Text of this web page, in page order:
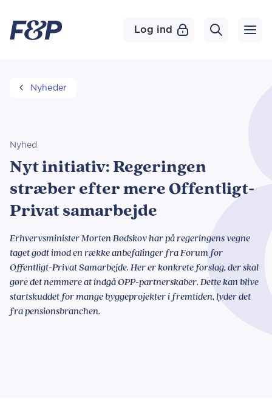
Log ind
Nyheder
Nyhed
Nyt initiativ: Regeringen
stræber efter mere Offentligt-
Privat samarbejde
Erhvervsminister Morten Bødskov har på regeringens vegne
taget godt imod en række anbefalinger fra Forum for
Offentligt-Privat Samarbejde. Her er konkrete forslag, der skal
gøre det nemmere at indgå OPP-partnerskaber. Dette kan blive
startskuddet for mange byggeprojekter i fremtiden, lyder det
fra pensionsbranchen.